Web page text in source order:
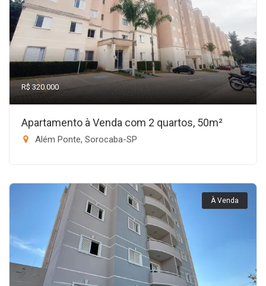
R$ 320.000
Apartamento à Venda com 2 quartos, 50m²
Além Ponte, Sorocaba-SP
À Venda